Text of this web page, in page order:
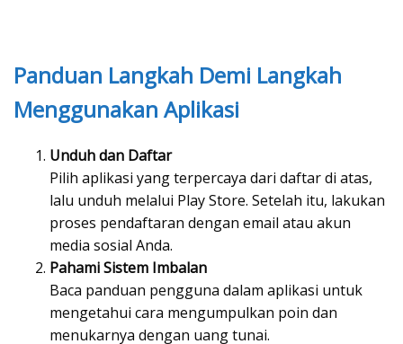
Panduan Langkah Demi Langkah
Menggunakan Aplikasi
Unduh dan Daftar
Pilih aplikasi yang terpercaya dari daftar di atas,
lalu unduh melalui Play Store. Setelah itu, lakukan
proses pendaftaran dengan email atau akun
media sosial Anda.
Pahami Sistem Imbalan
Baca panduan pengguna dalam aplikasi untuk
mengetahui cara mengumpulkan poin dan
menukarnya dengan uang tunai.